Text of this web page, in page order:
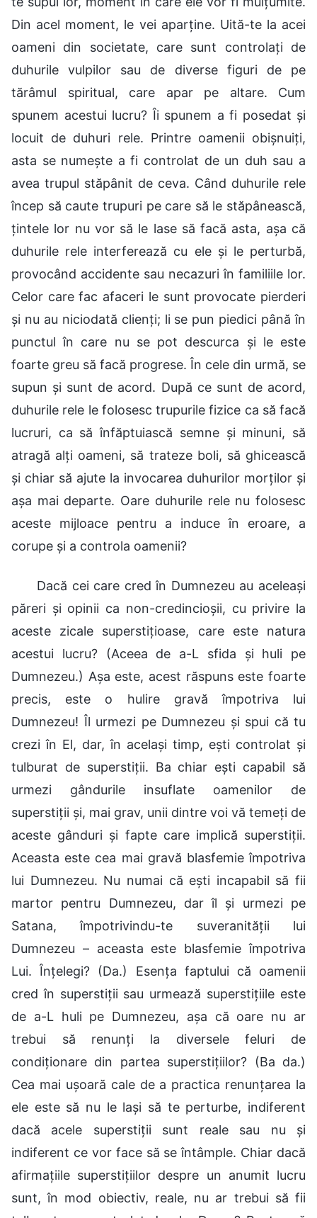
Din acel moment, le vei aparține. Uită-te la acei
oameni din societate, care sunt controlați de
duhurile vulpilor sau de diverse figuri de pe
tărâmul spiritual, care apar pe altare. Cum
spunem acestui lucru? Îi spunem a fi posedat și
locuit de duhuri rele. Printre oamenii obișnuiți,
asta se numește a fi controlat de un duh sau a
avea trupul stăpânit de ceva. Când duhurile rele
încep să caute trupuri pe care să le stăpânească,
țintele lor nu vor să le lase să facă asta, așa că
duhurile rele interferează cu ele și le perturbă,
provocând accidente sau necazuri în familiile lor.
Celor care fac afaceri le sunt provocate pierderi
și nu au niciodată clienți; li se pun piedici până în
punctul în care nu se pot descurca și le este
foarte greu să facă progrese. În cele din urmă, se
supun și sunt de acord. După ce sunt de acord,
duhurile rele le folosesc trupurile fizice ca să facă
lucruri, ca să înfăptuiască semne și minuni, să
atragă alți oameni, să trateze boli, să ghicească
și chiar să ajute la invocarea duhurilor morților și
așa mai departe. Oare duhurile rele nu folosesc
aceste mijloace pentru a induce în eroare, a
corupe și a controla oamenii?
Dacă cei care cred în Dumnezeu au aceleași
păreri și opinii ca non-credincioșii, cu privire la
aceste zicale superstițioase, care este natura
acestui lucru? (Aceea de a-L sfida și huli pe
Dumnezeu.) Așa este, acest răspuns este foarte
precis, este o hulire gravă împotriva lui
Dumnezeu! Îl urmezi pe Dumnezeu și spui că tu
crezi în El, dar, în același timp, ești controlat și
tulburat de superstiții. Ba chiar ești capabil să
urmezi gândurile insuflate oamenilor de
superstiții și, mai grav, unii dintre voi vă temeți de
aceste gânduri și fapte care implică superstiții.
Aceasta este cea mai gravă blasfemie împotriva
lui Dumnezeu. Nu numai că ești incapabil să fii
martor pentru Dumnezeu, dar îl și urmezi pe
Satana, împotrivindu-te suveranității lui
Dumnezeu – aceasta este blasfemie împotriva
Lui. Înțelegi? (Da.) Esența faptului că oamenii
cred în superstiții sau urmează superstițiile este
de a-L huli pe Dumnezeu, așa că oare nu ar
trebui să renunți la diversele feluri de
condiționare din partea superstițiilor? (Ba da.)
Cea mai ușoară cale de a practica renunțarea la
ele este să nu le lași să te perturbe, indiferent
dacă acele superstiții sunt reale sau nu și
indiferent ce vor face să se întâmple. Chiar dacă
afirmațiile superstițiilor despre un anumit lucru
sunt, în mod obiectiv, reale, nu ar trebui să fii